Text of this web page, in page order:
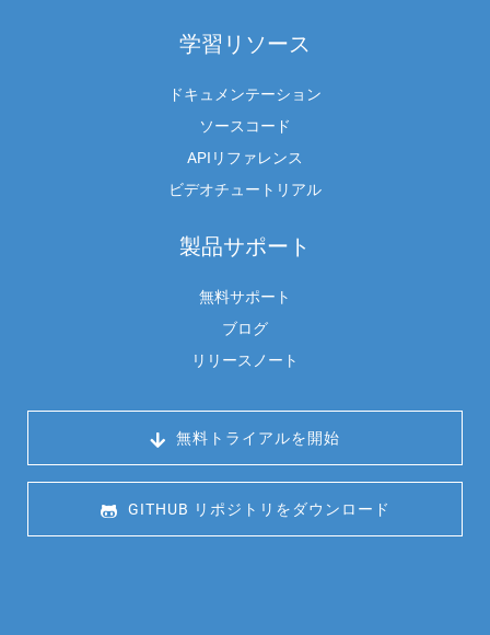
学習リソース
ドキュメンテーション
ソースコード
APIリファレンス
ビデオチュートリアル
製品サポート
無料サポート
ブログ
リリースノート
無料トライアルを開始
GITHUB リポジトリをダウンロード